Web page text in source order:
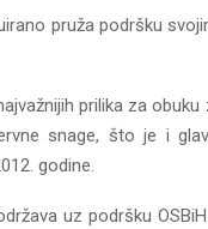
pruža podršku
prilika za obuku
snage, što je i
godine.
uz podršku